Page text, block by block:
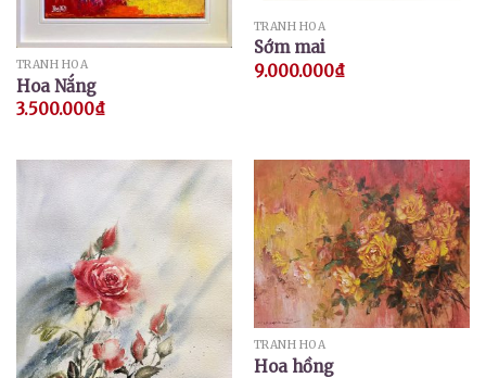
TRANH HOA
Hoa Nắng
3.500.000₫
TRANH HOA
Sớm mai
9.000.000₫
TRANH HOA
Hoa hồng